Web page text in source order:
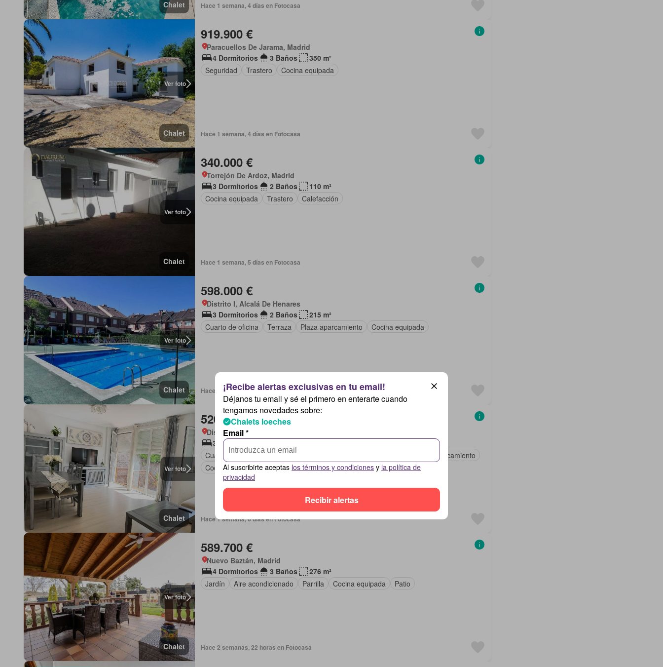
Chalet Hace 1 semana, 4 días en Fotocasa
Ver foto
Chalet
919.900 €
Paracuellos De Jarama, Madrid
4 Dormitorios
3 Baños
350 m²
Seguridad
Trastero Cocina equipada
Hace 1 semana, 4 días en Fotocasa
Ver foto
Chalet
340.000 €
Torrejón De Ardoz, Madrid
3 Dormitorios
2 Baños
110 m²
Cocina equipada
Trastero Calefacción
Hace 1 semana, 5 días en Fotocasa
Ver foto
Chalet
598.000 €
Distrito I, Alcalá De Henares
3 Dormitorios
2 Baños
215 m²
Cuarto de oficina
Terraza Plaza aparcamiento Cocina equipada
Hace 1 semana, 5 días en Fotocasa
Ver foto
Chalet
520.000 €
Distrito I, Alcalá De Henares
3 Dormitorios
Cuarto de oficina
Balcón
Plaza aparcamiento
Cocina equipada
Hace 1 semana, 6 días en Fotocasa
Ver foto
Chalet
589.700 €
Nuevo Baztán, Madrid
4 Dormitorios
3 Baños
276 m²
Jardín
Aire acondicionado Parrilla Cocina equipada Patio
Hace 2 semanas, 22 horas en Fotocasa
Déjanos tu email y sé el primero en enterarte cuando
tengamos novedades sobre:
Chalets loeches
Email *
Al suscribirte aceptas los términos y condiciones y la política de
privacidad
Recibir alertas